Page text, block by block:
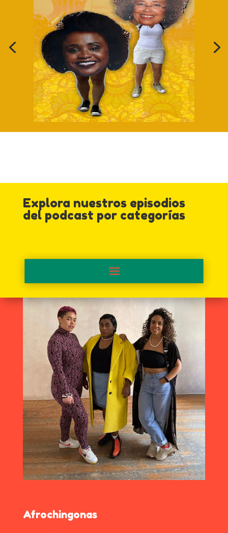
Explora nuestros episodios
del podcast por categorías
Afrochingonas